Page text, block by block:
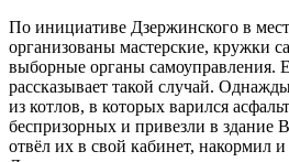
По инициативе Дзержинского в
организованы мастерские, кружки
выборные органы самоуправления.
рассказывает такой случай.
из котлов, в которых варился
беспризорных и привезли в здание
отвёл их в свой кабинет, накормил